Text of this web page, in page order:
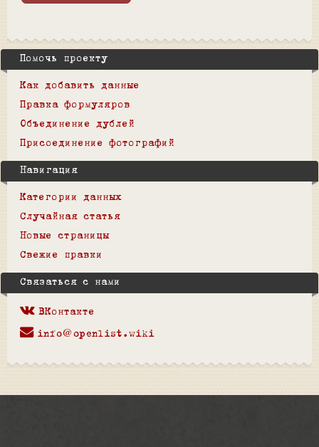
Помочь проекту
Как добавить данные
Правка формуляров
Объединение дублей
Присоединение фотографий
Навигация
Категории данных
Случайная статья
Новые страницы
Свежие правки
Связаться с нами
ВКонтакте
info@openlist.wiki